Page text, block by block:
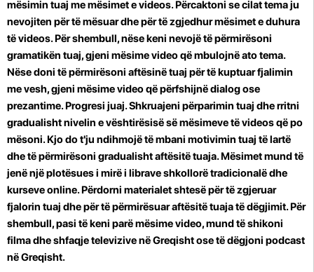
mësimin tuaj me mësimet e videos. Përcaktoni se cilat tema ju
nevojiten për të mësuar dhe për të zgjedhur mësimet e duhura
të videos. Për shembull, nëse keni nevojë të përmirësoni
gramatikën tuaj, gjeni mësime video që mbulojnë ato tema.
Nëse doni të përmirësoni aftësinë tuaj për të kuptuar fjalimin
me vesh, gjeni mësime video që përfshijnë dialog ose
prezantime. Progresi juaj. Shkruajeni përparimin tuaj dhe rritni
gradualisht nivelin e vështirësisë së mësimeve të videos që po
mësoni. Kjo do t'ju ndihmojë të mbani motivimin tuaj të lartë
dhe të përmirësoni gradualisht aftësitë tuaja. Mësimet mund të
jenë një plotësues i mirë i librave shkollorë tradicionalë dhe
kurseve online. Përdorni materialet shtesë për të zgjeruar
fjalorin tuaj dhe për të përmirësuar aftësitë tuaja të dëgjimit. Për
shembull, pasi të keni parë mësime video, mund të shikoni
filma dhe shfaqje televizive në Greqisht ose të dëgjoni podcast
në Greqisht.